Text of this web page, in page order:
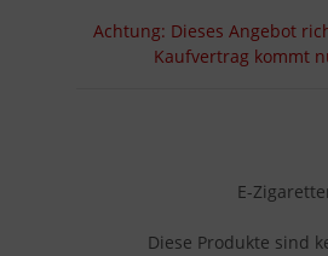
Achtung: Dieses Angebot
Kaufvertrag kommt
E-
Diese Produkte sind